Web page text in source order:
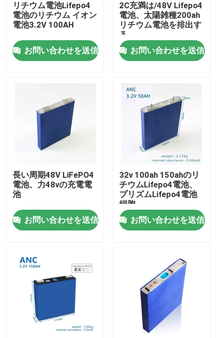
ホーム
企業情報
会社案内
品質管理
お問い合わせ
世帯電池の貯蔵
住宅用蓄電池システム
リチウム電池Lifepo4
電池のリチウム イオン
電池3.2V 100AH
お問い合わせを送信
2C充満は/48V Lifepo4
電池、太陽雑種200ah
リチウム電池を排出す
る
お問い合わせを送信
長い周期48V LiFePO4
電池、力48vの充電電
池
お問い合わせを送信
32v 100ah 150ahのリ
チウムLifepo4電池、
プリズムLifepo4電池
細胞
お問い合わせを送信